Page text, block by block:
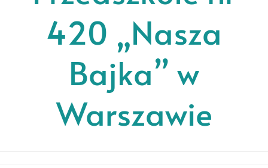
420 „Nasza
Bajka” w
Warszawie